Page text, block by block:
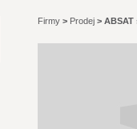
Firmy > Prodej > ABSAT